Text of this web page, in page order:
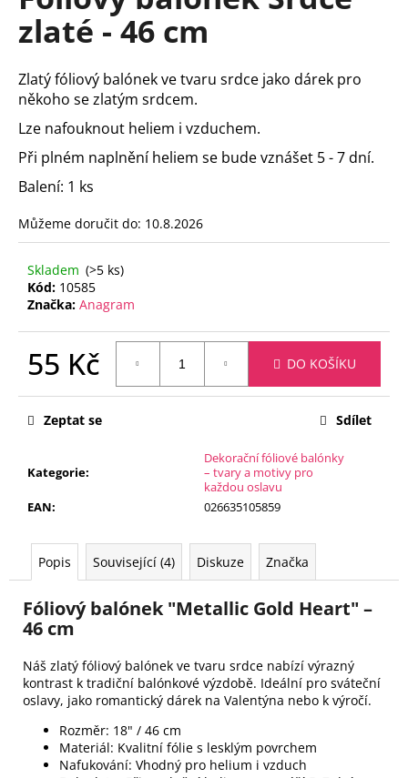
z
hvězdiček.
zlaté - 46 cm
Zlatý fóliový balónek ve tvaru srdce jako dárek pro
někoho se zlatým srdcem.
Lze nafouknout heliem i vzduchem.
Při plném naplnění heliem se bude vznášet 5 - 7 dní.
Balení: 1 ks
Můžeme doručit do: 10.8.2026
Skladem (>5 ks)
Kód: 10585
Značka: Anagram
55 Kč DO KOŠÍKU
Kategorie:
Dekorační fóliové balónky
– tvary a motivy pro
každou oslavu
EAN: 026635105859
Zeptat se Sdílet
Popis Související (4) Diskuze Značka
Fóliový balónek "Metallic Gold Heart" –
46 cm
Náš zlatý fóliový balónek ve tvaru srdce nabízí výrazný
kontrast k tradiční balónkové výzdobě. Ideální pro sváteční
oslavy, jako romantický dárek na Valentýna nebo k výročí.
Rozměr: 18" / 46 cm​
Materiál: Kvalitní fólie s lesklým povrchem​
Nafukování: Vhodný pro helium i vzduch
a
j
í
t
?
D
o
p
u
u
e
e
LATEXOVÝ
BALÓNEK
MARKS
40
CM
+
KONFETY
95